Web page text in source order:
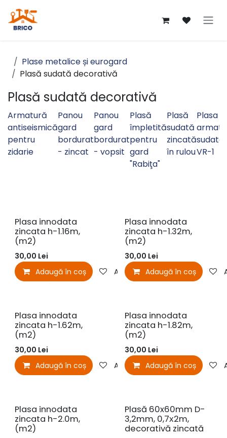
Plase metalice și eurogard
Plasă sudată decorativă
Plasă sudată decorativă
Armatură
antiseismică
pentru
zidarie
Panou
gard
bordurat
- zincat
Panou
gard
bordurat
- vopsit
Plasă
împletită
pentru
gard
"Rabiţa"
Plasă
sudată
zincată
în rulou
Plasa
sudată
VR-1
Plasa innodata
zincata h-1.16m,
(m2)
30,00 Lei
Adaugă în coș
Adaugă la favorite
Plasa innodata
zincata h-1.32m,
(m2)
30,00 Lei
Adaugă în coș
Plasa innodata
zincata h-1.62m,
(m2)
30,00 Lei
Adaugă în coș
Adaugă la favorite
Plasa innodata
zincata h-1.82m,
(m2)
30,00 Lei
Adaugă în coș
Plasa innodata
zincata h-2.0m,
(m2)
Plasă 60x60mm D-
3,2mm, 0,7х2m,
decorativă zincată